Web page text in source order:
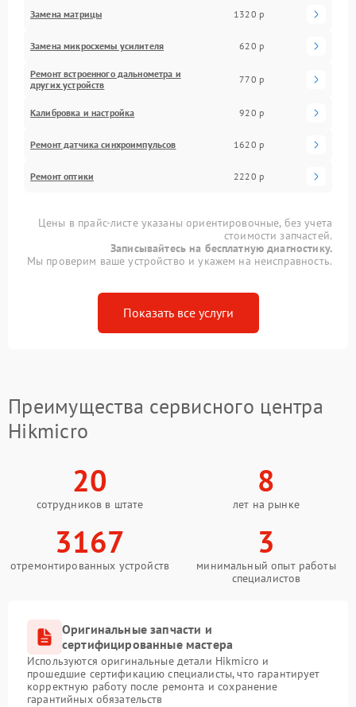
Замена матрицы 1320 р
Замена микросхемы усилителя 620 р
Ремонт встроенного дальнометра и
других устройств
770 р
Калибровка и настройка 920 р
Ремонт датчика синхроимпульсов 1620 р
Ремонт оптики 2220 р
Цены в прайс-листе указаны ориентировочные, без учета
стоимости запчастей.
Записывайтесь на бесплатную диагностику.
Мы проверим ваше устройство и укажем на неисправность.
Показать все услуги
Преимущества сервисного центра
Hikmicro
20
сотрудников в штате
8
лет на рынке
3167
отремонтированных устройств
3
минимальный опыт работы
специалистов
Оригинальные запчасти и
сертифицированные мастера
Используются оригинальные детали Hikmicro и
прошедшие сертификацию специалисты, что гарантирует
корректную работу после ремонта и сохранение
гарантийных обязательств